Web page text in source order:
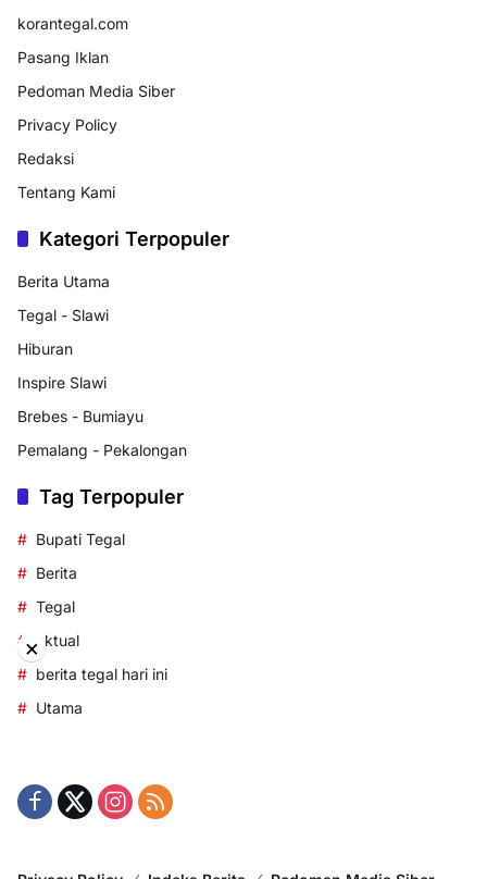
korantegal.com
Pasang Iklan
Pedoman Media Siber
Privacy Policy
Redaksi
Tentang Kami
Kategori Terpopuler
Berita Utama
Tegal - Slawi
Hiburan
Inspire Slawi
Brebes - Bumiayu
Pemalang - Pekalongan
Tag Terpopuler
Bupati Tegal
Berita
Tegal
aktual
berita tegal hari ini
Utama
×